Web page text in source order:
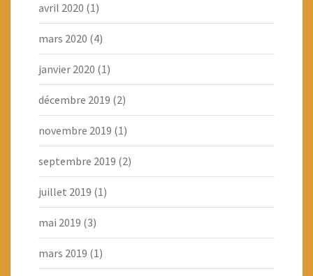
avril 2020 (1)
mars 2020 (4)
janvier 2020 (1)
décembre 2019 (2)
novembre 2019 (1)
septembre 2019 (2)
juillet 2019 (1)
mai 2019 (3)
mars 2019 (1)